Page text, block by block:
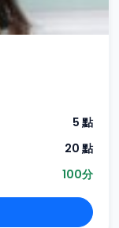
5 點
20 點
100分